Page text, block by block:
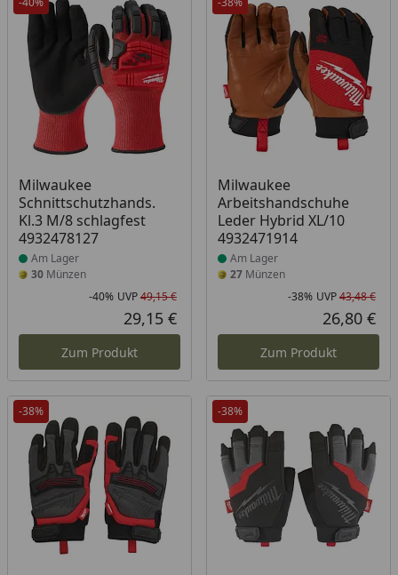
Milwaukee
Schnittschutzhands.
Kl.3 M/8 schlagfest
4932478127
Produkt am Lager
Am Lager
30 Münzen
Rabatt in Prozent
-40%
Ursprünglicher Preis
UVP49,15 €
Aktueller Preis
29,15 €
Zum Produkt
Milwaukee
Arbeitshandschuhe
Leder Hybrid XL/10
4932471914
Produkt am Lager
Am Lager
27Münzen
-38% UVP43,48 €
26,80 €
Zum Produkt
-38% -38%